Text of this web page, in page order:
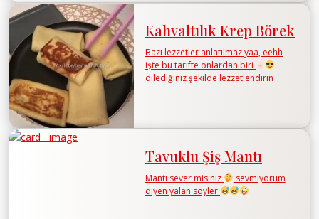
Kahvaltılık Krep Börek
Bazı lezzetler anlatılmaz yaa, eehh
işte bu tarifte onlardan biri
dilediğiniz şekilde lezzetlendirin
Tavuklu Şiş Mantı
Mantı sever misiniz
sevmiyorum
diyen yalan söyler